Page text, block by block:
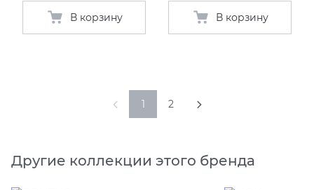
В корзину В корзину
1 2
Другие коллекции этого бренда